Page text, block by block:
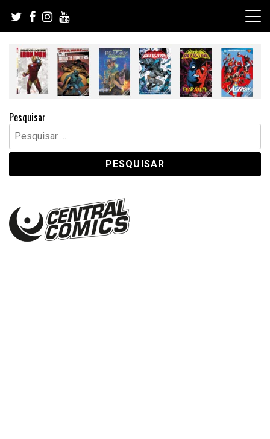
content
Pesquisar
Pesquisar
por: